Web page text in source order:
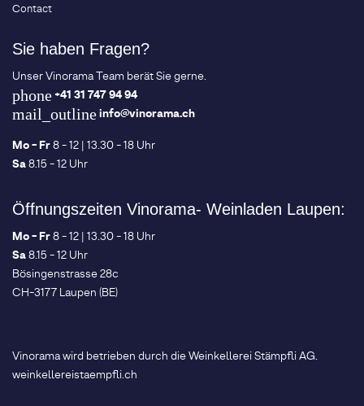
Contact
Sie haben Fragen?
Unser Vinorama Team berät Sie gerne.
phone+41 31 747 94 94
mail_outlineinfo@vinorama.ch
Mo - Fr8 - 12 | 13.30 - 18 Uhr
Sa8.15 - 12 Uhr
Öffnungszeiten Vinorama- Weinladen Laupen:
Mo - Fr8 - 12 | 13.30 - 18 Uhr
Sa8.15 - 12 Uhr
Bösingenstrasse 28c
CH-3177 Laupen (BE)
Vinorama wird betrieben durch die Weinkellerei Stämpfli AG.
weinkellereistaempfli.ch